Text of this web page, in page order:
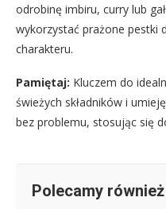
odrobinę imbiru, curry lub
wykorzystać prażone pestki
charakteru.
Pamiętaj: Kluczem do
świeżych składników i
bez problemu, stosując się
Polecamy